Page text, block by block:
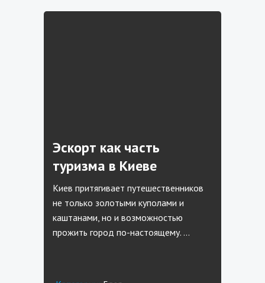
Эскорт как часть
туризма в Киеве
Киев притягивает путешественников
не только золотыми куполами и
каштанами, но и возможностью
прожить город по-настоящему. …